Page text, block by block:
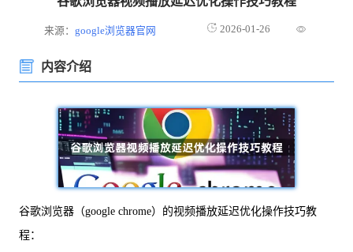
来源：google浏览器官网 2026-01-26
内容介绍
谷歌浏览器（google chrome）的视频播放延迟优化操作技巧教
程：